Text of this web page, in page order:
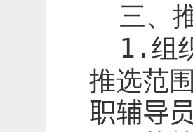
三、
1. 组
推选范
职辅导